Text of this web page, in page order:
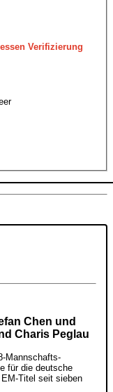
Verifizierung
Chen und
Charis Peglau
Mannschafts-
für die deutsche
Titel seit sieben